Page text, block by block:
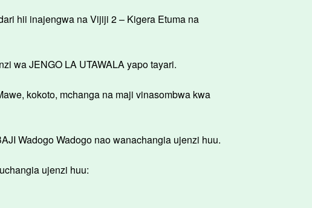
hii inajengwa na Vijiji 2 – Kigera Etuma na
wa JENGO LA UTAWALA yapo tayari.
kokoto, mchanga na maji vinasombwa kwa
Wadogo Wadogo nao wanachangia ujenzi huu.
ujenzi huu: